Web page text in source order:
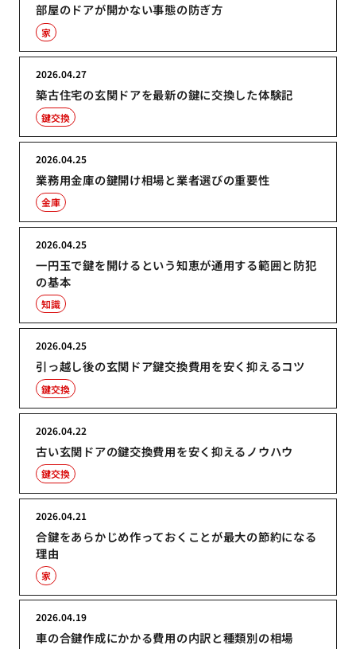
部屋のドアが開かない事態の防ぎ方
家
築古住宅の玄関ドアを最新の鍵に交換した体験記
2026.04.27
鍵交換
業務用金庫の鍵開け相場と業者選びの重要性
2026.04.25
金庫
一円玉で鍵を開けるという知恵が通用する範囲と防犯
の基本
2026.04.25
知識
引っ越し後の玄関ドア鍵交換費用を安く抑えるコツ
2026.04.25
鍵交換
古い玄関ドアの鍵交換費用を安く抑えるノウハウ
2026.04.22
鍵交換
合鍵をあらかじめ作っておくことが最大の節約になる
理由
2026.04.21
家
車の合鍵作成にかかる費用の内訳と種類別の相場
2026.04.19